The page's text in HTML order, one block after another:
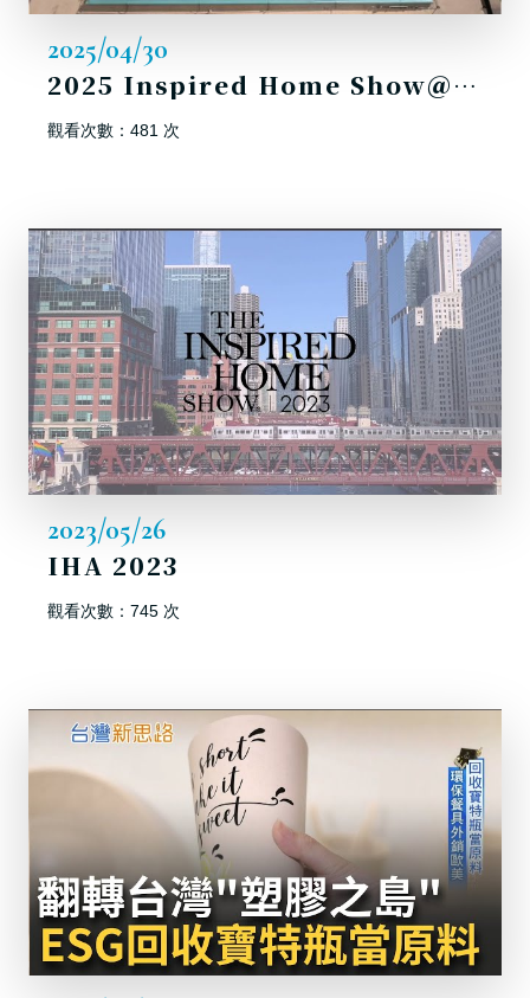
2025/04/30
2025 Inspired Home Show＠美國芝加哥 展覽 嘉威生活大放異彩
觀看次數：481 次
2023/05/26
IHA 2023
觀看次數：745 次